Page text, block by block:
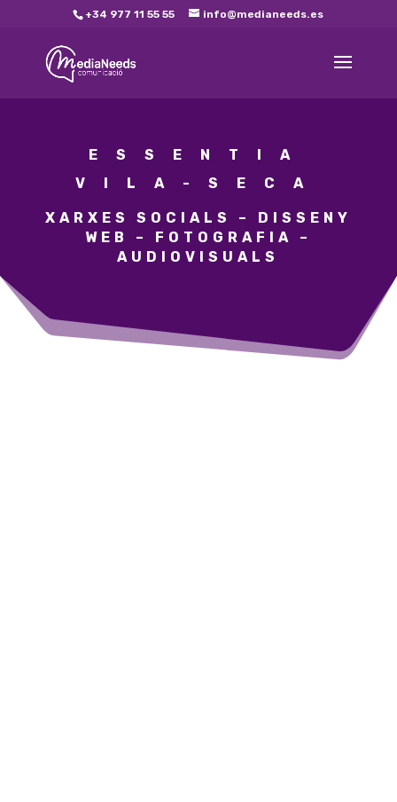
+34 977 11 55 55 info@medianeeds.es
ESSENTIA
VILA-SECA
XARXES SOCIALS – DISSENY
WEB – FOTOGRAFIA –
AUDIOVISUALS